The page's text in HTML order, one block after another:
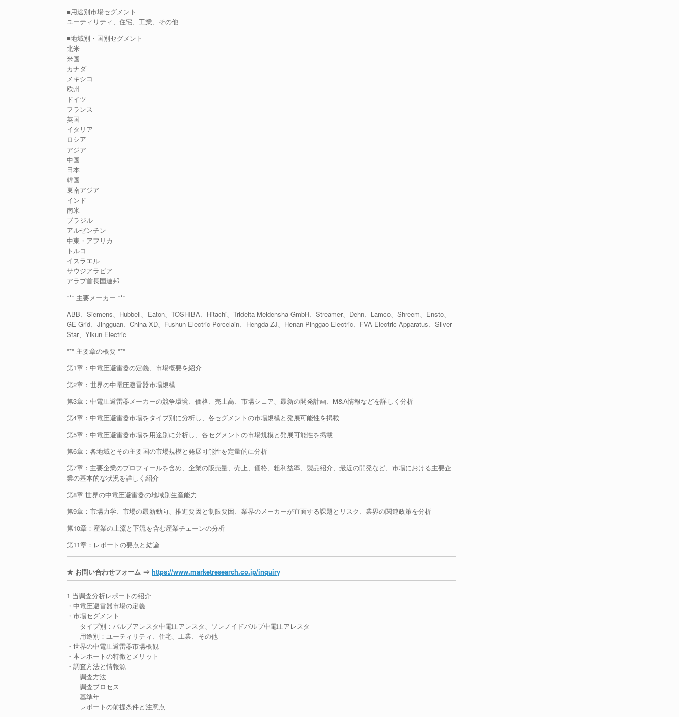
■用途別市場セグメント
ユーティリティ、住宅、工業、その他
■地域別・国別セグメント
北米
米国
カナダ
メキシコ
欧州
ドイツ
フランス
英国
イタリア
ロシア
アジア
中国
日本
韓国
東南アジア
インド
南米
ブラジル
アルゼンチン
中東・アフリカ
トルコ
イスラエル
サウジアラビア
アラブ首長国連邦
*** 主要メーカー ***
ABB、Siemens、Hubbell、Eaton、TOSHIBA、Hitachi、Tridelta Meidensha GmbH、Streamer、Dehn、Lamco、Shreem、Ensto、
GE Grid、Jingguan、China XD、Fushun Electric Porcelain、Hengda ZJ、Henan Pinggao Electric、FVA Electric Apparatus、Silver
Star、Yikun Electric
*** 主要章の概要 ***
第1章：中電圧避雷器の定義、市場概要を紹介
第2章：世界の中電圧避雷器市場規模
第3章：中電圧避雷器メーカーの競争環境、価格、売上高、市場シェア、最新の開発計画、M&A情報などを詳しく分析
第4章：中電圧避雷器市場をタイプ別に分析し、各セグメントの市場規模と発展可能性を掲載
第5章：中電圧避雷器市場を用途別に分析し、各セグメントの市場規模と発展可能性を掲載
第6章：各地域とその主要国の市場規模と発展可能性を定量的に分析
第7章：主要企業のプロフィールを含め、企業の販売量、売上、価格、粗利益率、製品紹介、最近の開発など、市場における主要企
業の基本的な状況を詳しく紹介
第8章 世界の中電圧避雷器の地域別生産能力
第9章：市場力学、市場の最新動向、推進要因と制限要因、業界のメーカーが直面する課題とリスク、業界の関連政策を分析
第10章：産業の上流と下流を含む産業チェーンの分析
第11章：レポートの要点と結論
★ お問い合わせフォーム ⇒ https://www.marketresearch.co.jp/inquiry
1 当調査分析レポートの紹介
・中電圧避雷器市場の定義
・市場セグメント
タイプ別：バルブアレスタ中電圧アレスタ、ソレノイドバルブ中電圧アレスタ
用途別：ユーティリティ、住宅、工業、その他
・世界の中電圧避雷器市場概観
・本レポートの特徴とメリット
・調査方法と情報源
調査方法
調査プロセス
基準年
レポートの前提条件と注意点